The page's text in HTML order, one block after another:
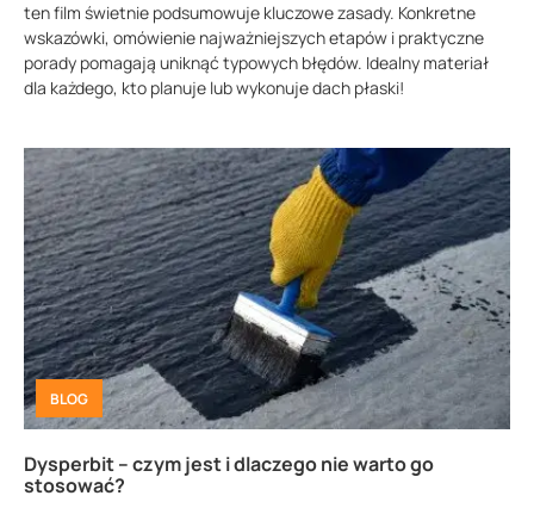
ten film świetnie podsumowuje kluczowe zasady. Konkretne
wskazówki, omówienie najważniejszych etapów i praktyczne
porady pomagają uniknąć typowych błędów. Idealny materiał
dla każdego, kto planuje lub wykonuje dach płaski!
BLOG
Dysperbit – czym jest i dlaczego nie warto go
stosować?